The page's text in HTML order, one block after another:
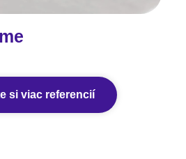
si viac referencií